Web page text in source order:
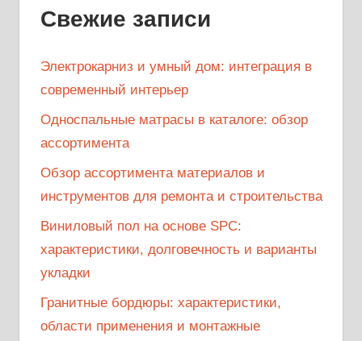
Свежие записи
Электрокарниз и умный дом: интеграция в
современный интерьер
Односпальные матрасы в каталоге: обзор
ассортимента
Обзор ассортимента материалов и
инструментов для ремонта и строительства
Виниловый пол на основе SPC:
характеристики, долговечность и варианты
укладки
Гранитные бордюры: характеристики,
области применения и монтажные